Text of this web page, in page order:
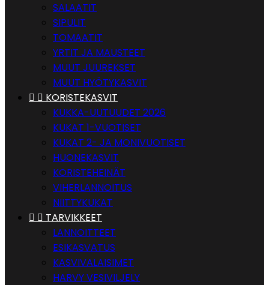
SALAATIT
SIPULIT
TOMAATIT
YRTIT JA MAUSTEET
MUUT JUUREKSET
MUUT HYÖTYKASVIT
  KORISTEKASVIT
KUKKA-UUTUUDET 2026
KUKAT 1-VUOTISET
KUKAT 2- JA MONIVUOTISET
HUONEKASVIT
KORISTEHEINÄT
VIHERLANNOITUS
NIITTYKUKAT
  TARVIKKEET
LANNOITTEET
ESIKASVATUS
KASVIVALAISIMET
HARVY VESIVILJELY